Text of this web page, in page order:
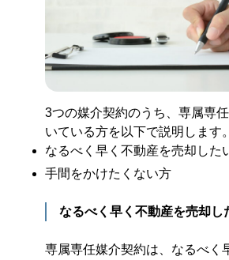
3つの媒介契約のうち、専属専
いている方を以下で説明します。
なるべく早く不動産を売却した
手間をかけたくない方
なるべく早く不動産を売却し
専属専任媒介契約は、なるべく